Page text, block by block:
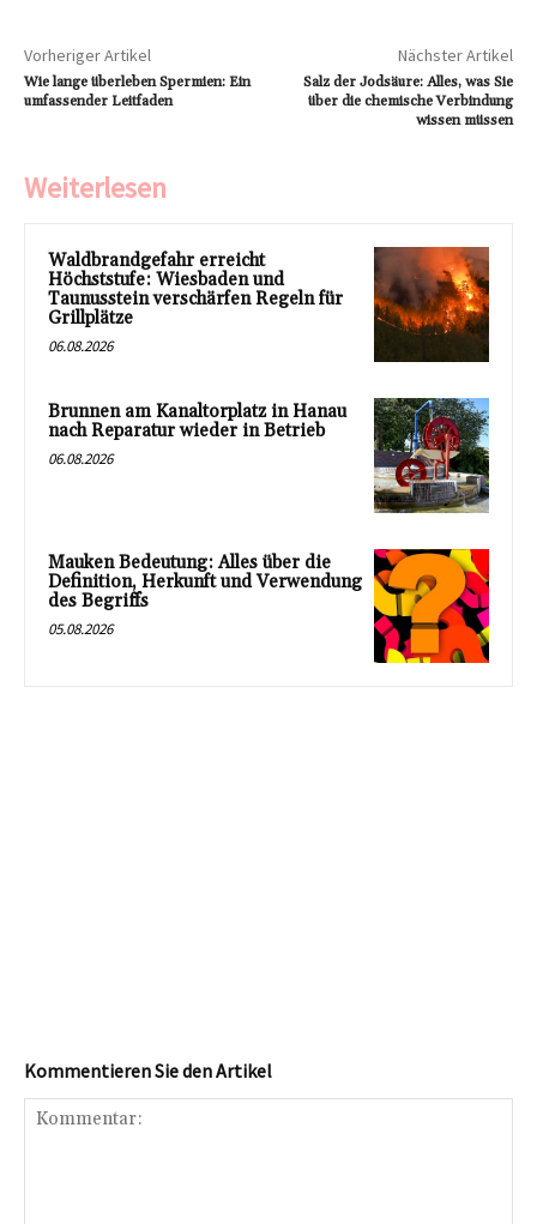
Vorheriger Artikel
Wie lange überleben Spermien: Ein
umfassender Leitfaden
Nächster Artikel
Salz der Jodsäure: Alles, was Sie
über die chemische Verbindung
wissen müssen
Weiterlesen
Waldbrandgefahr erreicht
Höchststufe: Wiesbaden und
Taunusstein verschärfen Regeln für
Grillplätze
06.08.2026
Brunnen am Kanaltorplatz in Hanau
nach Reparatur wieder in Betrieb
06.08.2026
Mauken Bedeutung: Alles über die
Definition, Herkunft und Verwendung
des Begriffs
05.08.2026
Kommentieren Sie den Artikel